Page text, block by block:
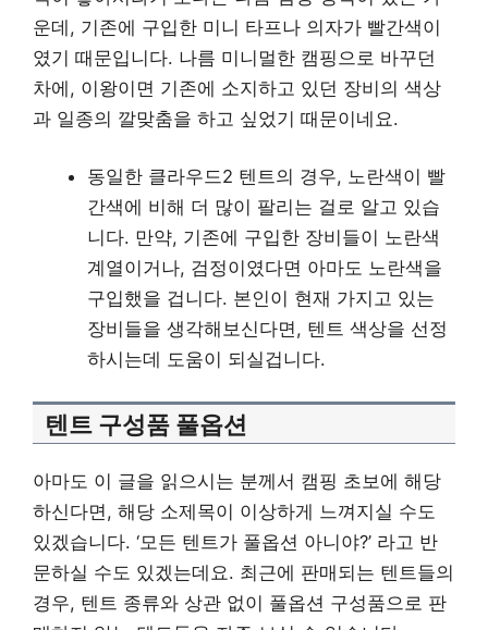
운데, 기존에 구입한 미니 타프나 의자가 빨간색이
였기 때문입니다. 나름 미니멀한 캠핑으로 바꾸던
차에, 이왕이면 기존에 소지하고 있던 장비의 색상
과 일종의 깔맞춤을 하고 싶었기 때문이네요.
동일한 클라우드2 텐트의 경우, 노란색이 빨
간색에 비해 더 많이 팔리는 걸로 알고 있습
니다. 만약, 기존에 구입한 장비들이 노란색
계열이거나, 검정이였다면 아마도 노란색을
구입했을 겁니다. 본인이 현재 가지고 있는
장비들을 생각해보신다면, 텐트 색상을 선정
하시는데 도움이 되실겁니다.
텐트 구성품 풀옵션
아마도 이 글을 읽으시는 분께서 캠핑 초보에 해당
하신다면, 해당 소제목이 이상하게 느껴지실 수도
있겠습니다. ‘모든 텐트가 풀옵션 아니야?’ 라고 반
문하실 수도 있겠는데요. 최근에 판매되는 텐트들의
경우, 텐트 종류와 상관 없이 풀옵션 구성품으로 판